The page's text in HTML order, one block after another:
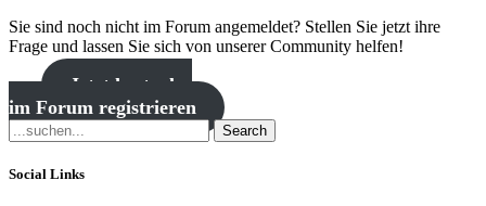
Sie sind noch nicht im Forum angemeldet? Stellen Sie jetzt ihre
Frage und lassen Sie sich von unserer Community helfen!
Jetzt kostenlos
im Forum registrieren
Search
Social Links